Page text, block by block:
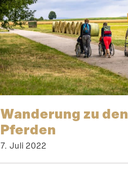
Wanderung zu den
Pferden
7. Juli 2022